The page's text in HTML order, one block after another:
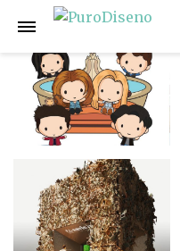
Anterior Siguiente